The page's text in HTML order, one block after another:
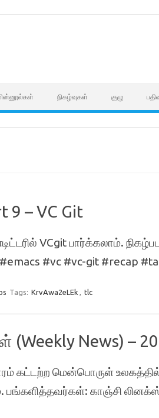
நிகழ்வுகள் குழு
9 – VC Git
VCgit பார்க்கலாம்.
#vc #vc-git #recap
Tags: KrvAwa2eLEk , tlc
(Weekly News) –
கட்டற்ற மென்பொருள் உலகத்தில்
காஞ்சி லினக்ஸ்